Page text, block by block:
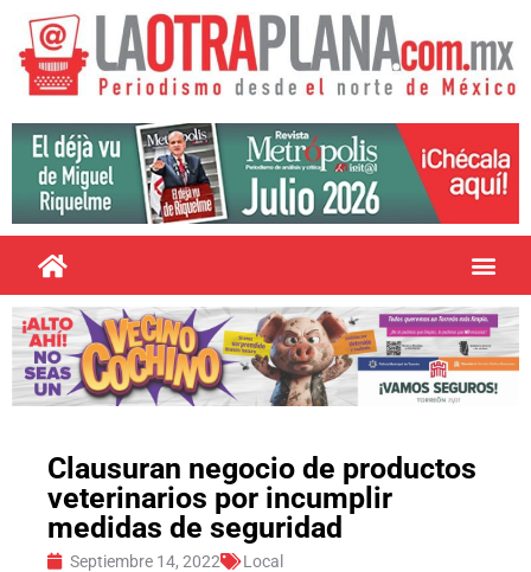
Clausuran negocio de productos
veterinarios por incumplir
medidas de seguridad
Septiembre 14, 2022 Local